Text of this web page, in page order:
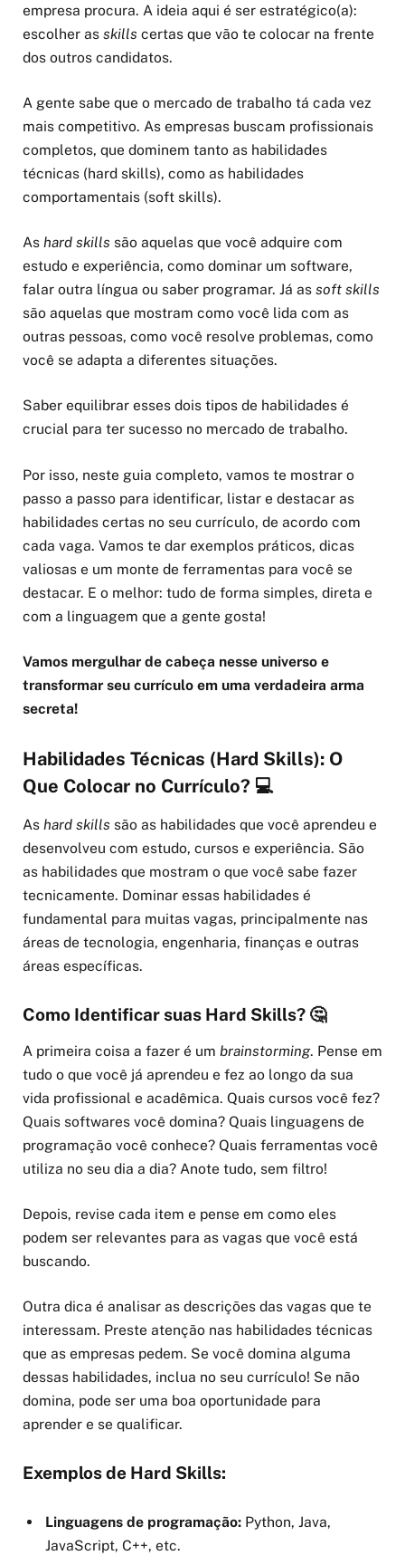
empresa procura. A ideia aqui é ser estratégico(a):
escolher as skills certas que vão te colocar na frente
dos outros candidatos.
A gente sabe que o mercado de trabalho tá cada vez
mais competitivo. As empresas buscam profissionais
completos, que dominem tanto as habilidades
técnicas (hard skills), como as habilidades
comportamentais (soft skills).
As hard skills são aquelas que você adquire com
estudo e experiência, como dominar um software,
falar outra língua ou saber programar. Já as soft skills
são aquelas que mostram como você lida com as
outras pessoas, como você resolve problemas, como
você se adapta a diferentes situações.
Saber equilibrar esses dois tipos de habilidades é
crucial para ter sucesso no mercado de trabalho.
Por isso, neste guia completo, vamos te mostrar o
passo a passo para identificar, listar e destacar as
habilidades certas no seu currículo, de acordo com
cada vaga. Vamos te dar exemplos práticos, dicas
valiosas e um monte de ferramentas para você se
destacar. E o melhor: tudo de forma simples, direta e
com a linguagem que a gente gosta!
Vamos mergulhar de cabeça nesse universo e
transformar seu currículo em uma verdadeira arma
secreta!
Habilidades Técnicas (Hard Skills): O
Que Colocar no Currículo? 💻
As hard skills são as habilidades que você aprendeu e
desenvolveu com estudo, cursos e experiência. São
as habilidades que mostram o que você sabe fazer
tecnicamente. Dominar essas habilidades é
fundamental para muitas vagas, principalmente nas
áreas de tecnologia, engenharia, finanças e outras
áreas específicas.
Como Identificar suas Hard Skills? 🤔
A primeira coisa a fazer é um brainstorming. Pense em
tudo o que você já aprendeu e fez ao longo da sua
vida profissional e acadêmica. Quais cursos você fez?
Quais softwares você domina? Quais linguagens de
programação você conhece? Quais ferramentas você
utiliza no seu dia a dia? Anote tudo, sem filtro!
Depois, revise cada item e pense em como eles
podem ser relevantes para as vagas que você está
buscando.
Outra dica é analisar as descrições das vagas que te
interessam. Preste atenção nas habilidades técnicas
que as empresas pedem. Se você domina alguma
dessas habilidades, inclua no seu currículo! Se não
domina, pode ser uma boa oportunidade para
aprender e se qualificar.
Exemplos de Hard Skills:
Linguagens de programação: Python, Java,
JavaScript, C++, etc.